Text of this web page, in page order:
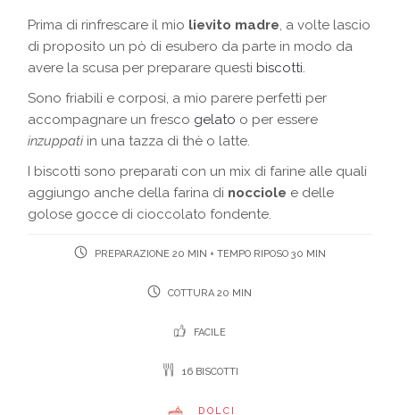
Prima di rinfrescare il mio lievito madre, a volte lascio
di proposito un pò di esubero da parte in modo da
avere la scusa per preparare questi biscotti.
Sono friabili e corposi, a mio parere perfetti per
accompagnare un fresco gelato o per essere
inzuppati in una tazza di thè o latte.
I biscotti sono preparati con un mix di farine alle quali
aggiungo anche della farina di nocciole e delle
golose gocce di cioccolato fondente.
PREPARAZIONE 20 MIN + TEMPO RIPOSO 30 MIN
COTTURA 20 MIN
FACILE
16 BISCOTTI
DOLCI